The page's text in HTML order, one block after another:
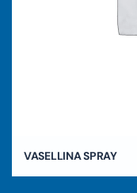
VASELLINA SPRAY